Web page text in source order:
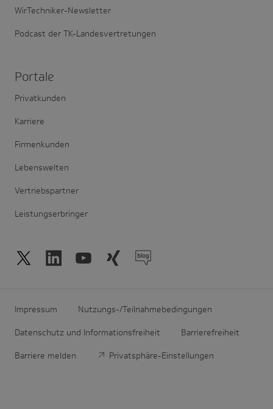
WirTechniker-Newsletter
Podcast der TK-Landesvertretungen
Portale
Privatkunden
Karriere
Firmenkunden
Lebenswelten
Vertriebspartner
Leistungserbringer
Impressum Nutzungs-/Teilnahmebedingungen
Datenschutz und Informationsfreiheit Barrierefreiheit
Barriere melden Privatsphäre-Einstellungen